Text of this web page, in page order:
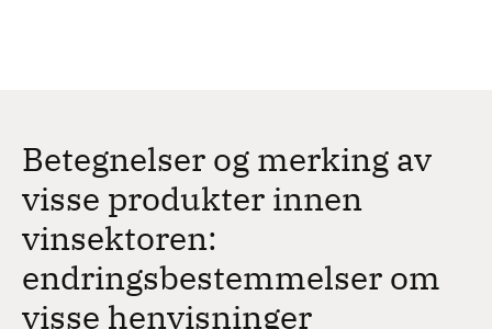
Betegnelser og merking av
visse produkter innen
vinsektoren:
endringsbestemmelser om
visse henvisninger